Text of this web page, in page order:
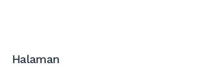
Halaman